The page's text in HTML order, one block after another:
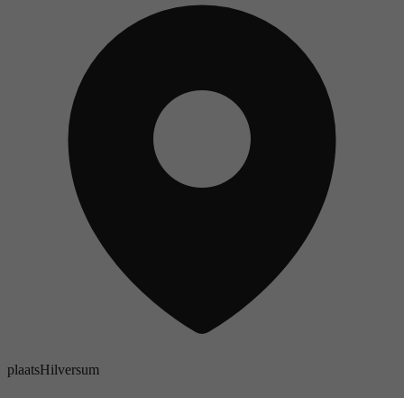
plaatsHilversum